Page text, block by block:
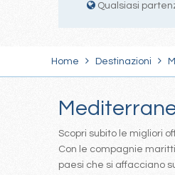
Qualsiasi
Home Destinazioni
Scopri subito le migliori
Con le compagnie
paesi che si affacciano